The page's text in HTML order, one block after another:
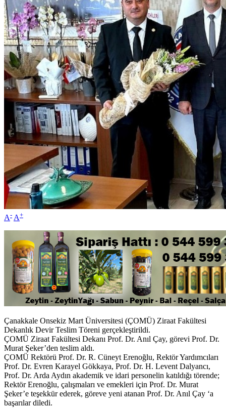
A- A+
Çanakkale Onsekiz Mart Üniversitesi (ÇOMÜ) Ziraat Fakültesi
Dekanlık Devir Teslim Töreni gerçekleştirildi.
ÇOMÜ Ziraat Fakültesi Dekanı Prof. Dr. Anıl Çay, görevi Prof. Dr.
Murat Şeker’den teslim aldı.
ÇOMÜ Rektörü Prof. Dr. R. Cüneyt Erenoğlu, Rektör Yardımcıları
Prof. Dr. Evren Karayel Gökkaya, Prof. Dr. H. Levent Dalyancı,
Prof. Dr. Arda Aydın akademik ve idari personelin katıldığı törende;
Rektör Erenoğlu, çalışmaları ve emekleri için Prof. Dr. Murat
Şeker’e teşekkür ederek, göreve yeni atanan Prof. Dr. Anıl Çay ‘a
başarılar diledi.